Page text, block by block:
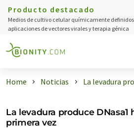
Producto destacado
Medios de cultivo celular químicamente
aplicaciones de vectores virales y terapia génica
Home Noticias La levadura
La levadura produce DNasa1
primera vez